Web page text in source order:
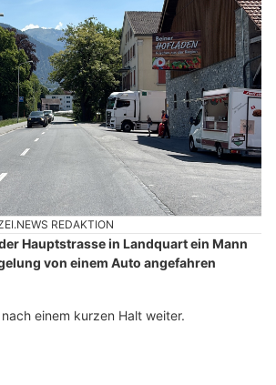
REDAKTION
Hauptstrasse in Landquart ein Mann
von einem Auto angefahren
einem kurzen Halt weiter.